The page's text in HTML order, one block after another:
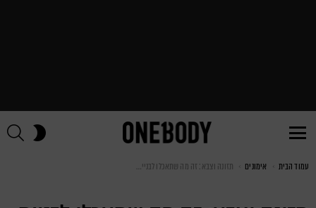
SKIN
You are here:
עמוד הבית אימונים תזונה וצבא: זה מה שתאכלו לבניית מסת שריר